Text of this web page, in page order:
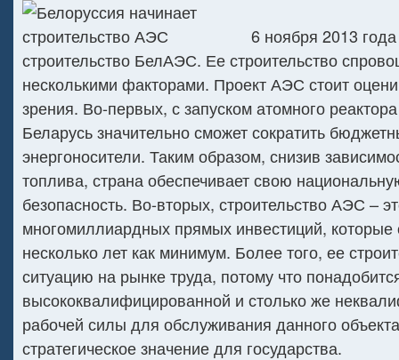
6 ноября 2013
строительство БелАЭС. Ее строительство
несколькими факторами. Проект АЭС стоит
зрения. Во-первых, с запуском атомного
Беларусь значительно сможет сократить
энергоносители. Таким образом, снизив
топлива, страна обеспечивает свою
безопасность. Во-вторых, строительство АЭС –
многомиллиардных прямых инвестиций, которые
несколько лет как минимум. Более того, ее
ситуацию на рынке труда, потому что
высококвалифицированной и столько же
рабочей силы для обслуживания данного
стратегическое значение для государства.